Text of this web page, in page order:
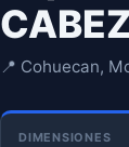
📍 Cohuecan,
DIMENSIONES